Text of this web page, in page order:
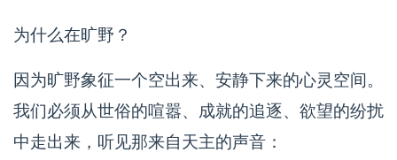
为什么在旷野？
因为旷野象征一个空出来、安静下来的心灵空间。
我们必须从世俗的喧嚣、成就的追逐、欲望的纷扰
中走出来，听见那来自天主的声音：